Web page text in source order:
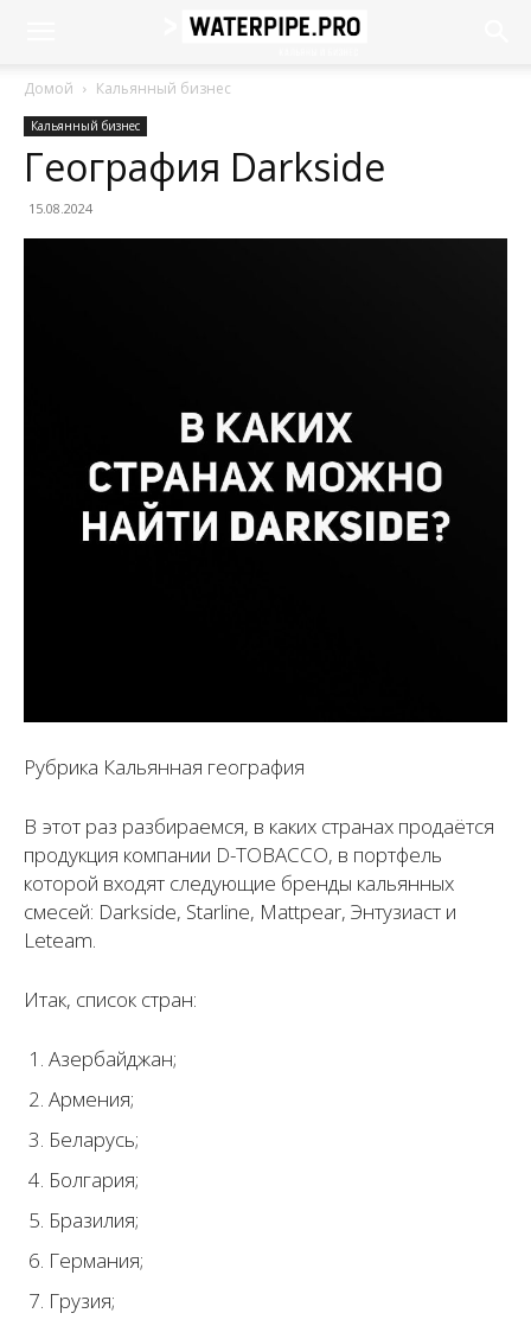
Домой Кальянный бизнес
Кальянный бизнес
География Darkside
15.08.2024
Рубрика Кальянная география
В этот раз разбираемся, в каких странах продаётся
продукция компании D-TOBACCO, в портфель
которой входят следующие бренды кальянных
смесей: Darkside, Starline, Mattpear, Энтузиаст и
Leteam.
Итак, список стран:
Азербайджан;
Армения;
Беларусь;
Болгария;
Бразилия;
Германия;
Грузия;